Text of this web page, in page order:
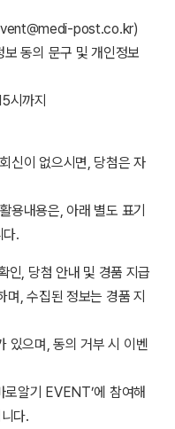
post.co.kr)
동의 문구 및 개인정보
시까지
신이 없으시면, 당첨은 자
용내용은, 아래 별도 표기
다.
인, 당첨 안내 및 경품 지급
, 수집된 정보는 경품 지
있으며, 동의 거부 시 이벤
로알기 EVENT’에 참여해
다.